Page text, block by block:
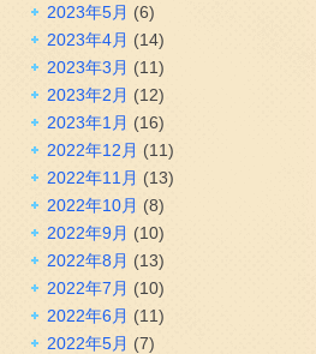
2023年5月 (6)
2023年4月 (14)
2023年3月 (11)
2023年2月 (12)
2023年1月 (16)
2022年12月 (11)
2022年11月 (13)
2022年10月 (8)
2022年9月 (10)
2022年8月 (13)
2022年7月 (10)
2022年6月 (11)
2022年5月 (7)